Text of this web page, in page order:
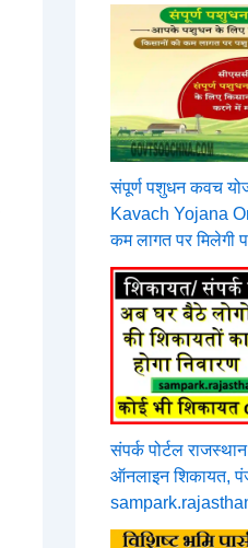
संपूर्ण पशुधन कवच
Kavach Yojana
कम लागत पर मिलेगी
संपर्क पोर्टल
ऑनलाइन शिकायत,